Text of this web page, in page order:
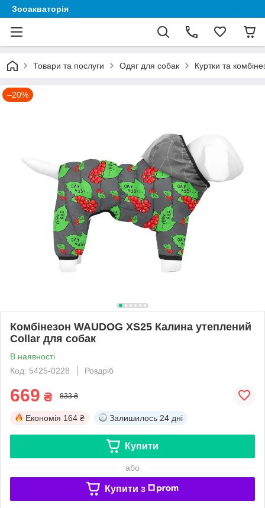
Зооакваторія
Товари та послуги Одяг для собак Куртки та
–20%
Комбінезон WAUDOG XS25 Калина утеплений
Collar для собак
В наявності
Код: 5425-0228
Роздріб
669 ₴ 833 ₴
Економія 164 ₴ Залишилось 24 дні
Купити
або
Купити з